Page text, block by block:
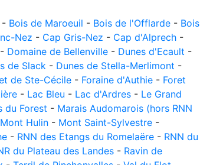
Bois de Maroeuil - Bois de l'Offlarde - Bois
Nez - Cap Gris-Nez - Cap d'Alprech -
Domaine de Bellenville - Dunes d'Ecault -
de Slack - Dunes de Stella-Merlimont -
de Ste-Cécile - Foraine d'Authie - Foret
- Lac Bleu - Lac d'Ardres - Le Grand
du Forest - Marais Audomarois (hors RNN
Hulin - Mont Saint-Sylvestre -
- RNN des Etangs du Romelaëre - RNN du
du Plateau des Landes - Ravin de